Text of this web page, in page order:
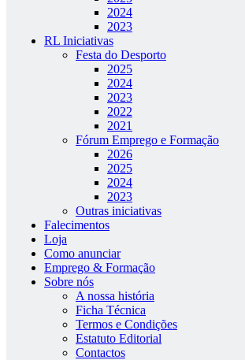
2024
2023
RL Iniciativas
Festa do Desporto
2025
2024
2023
2022
2021
Fórum Emprego e Formação
2026
2025
2024
2023
Outras iniciativas
Falecimentos
Loja
Como anunciar
Emprego & Formação
Sobre nós
A nossa história
Ficha Técnica
Termos e Condições
Estatuto Editorial
Contactos